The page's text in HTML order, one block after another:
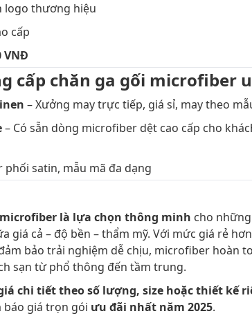
logo thương hiệu
cấp
VNĐ
cấp chăn ga gối microfiber
– Xưởng may trực tiếp, giá sỉ, may theo
– Có sẵn dòng microfiber dệt cao cấp cho
phối satin, mẫu mã đa dạng
là lựa chọn thông minh cho
giá cả – độ bền – thẩm mỹ. Với mức giá rẻ
bảo trải nghiệm dễ chịu, microfiber hoàn
sạn từ phổ thông đến tầm trung.
chi tiết theo số lượng, size hoặc thiết kế
báo giá trọn gói ưu đãi nhất năm 2025.